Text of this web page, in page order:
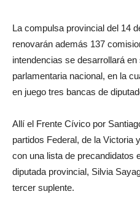
La compulsa provincial del 14
renovarán además 137
intendencias se desarrollará
parlamentaria nacional, en la
en juego tres bancas de
Allí el Frente Cívico por
partidos Federal, de la Victoria
con una lista de precandidatos
diputada provincial, Silvia
tercer suplente.